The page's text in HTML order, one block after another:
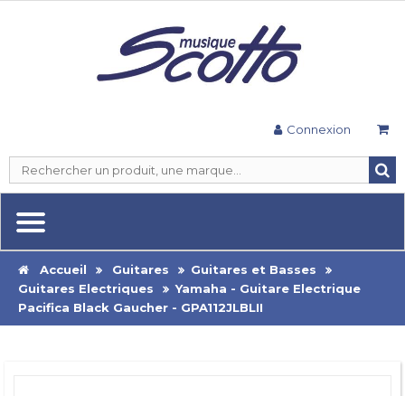
Connexion
Accueil Guitares
Guitares et Basses
Guitares Electriques
Yamaha - Guitare Electrique
Pacifica Black Gaucher - GPA112JLBLII